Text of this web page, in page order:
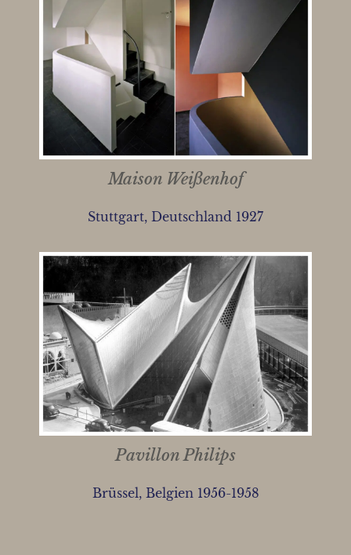
Maison Weißenhof
Stuttgart, Deutschland 1927
Pavillon Philips
Brüssel, Belgien 1956-1958